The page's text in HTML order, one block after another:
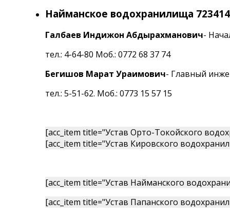
Найманское водохранилища
Галбаев Индижон Абдырахманович-
тел.: 4-64-80 Моб.: 0772 68 37 74
Бегишов Марат Ураимович- Главный
тел.: 5-51-62. Моб.: 0773 15 57 15
[acc_item title="Устав Орто-Токойского
[acc_item title="Устав Кировского
[acc_item title="Устав Найманского
[acc_item title="Устав Папанского